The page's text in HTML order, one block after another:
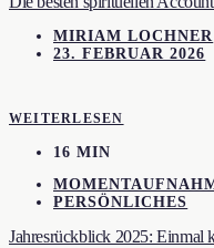
MIRIAM LOCHNER
23. FEBRUAR 2026
WEITERLESEN
16 MIN
PERSÖNLICHES
Jahresrückblick 2025: Einmal